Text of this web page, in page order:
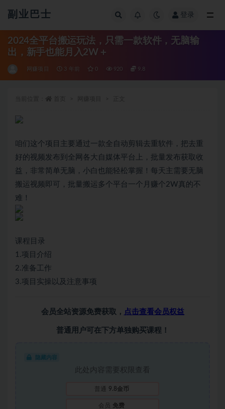
副业巴士 登录
2024全平台搬运玩法，只需一款软件，无脑输
出，新手也能月入2W＋
网赚项目 3 年前 0 920 9.8
咱们这个项目主要通过一款全自动剪辑去重软件，把去重
好的视频发布到全网各大自媒体平台上，批量发布获取收
益，非常简单无脑，小白也能轻松掌握！每天主需要无脑
搬运视频即可，批量搬运多个平台一个月赚个2W真的不
难！
课程目录
1.项目介绍
2.准备工作
3.项目实操以及注意事项
会员全站资源免费获取， 点击查看会员权益
普通用户可在下方单独购买课程！
隐藏内容
此处内容需要权限查看
普通 9.8金币
会员 免费